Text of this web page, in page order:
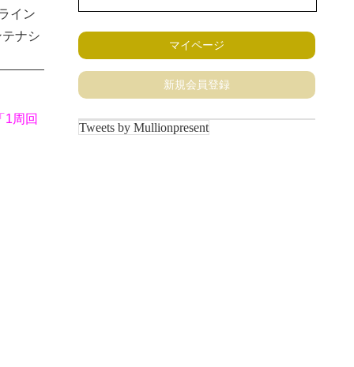
イン
ナシ
1周回
マイページ
新規会員登録
Tweets by Mullionpresent